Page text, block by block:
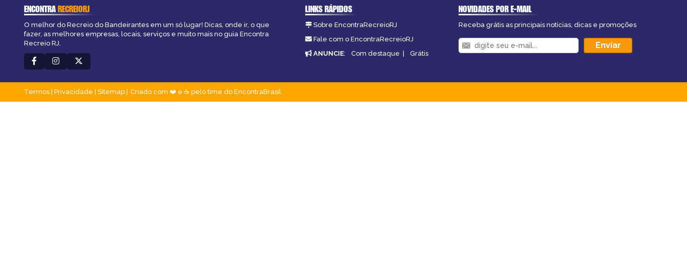
ENCONTRARECREIORJ
O melhor do Recreio do Bandeirantes em um só lugar! Dicas, onde ir, o que
fazer, as melhores empresas, locais, serviços e muito mais no guia Encontra
Recreio RJ.
LINKS RÁPIDOS
Sobre EncontraRecreioRJ
Fale com o EncontraRecreioRJ
ANUNCIE: Com destaque | Grátis
NOVIDADES POR E-MAIL
Receba grátis as principais notícias, dicas e promoções
Termos | Privacidade | Sitemap Criado com ❤️ e ☕ pelo time do EncontraBrasil